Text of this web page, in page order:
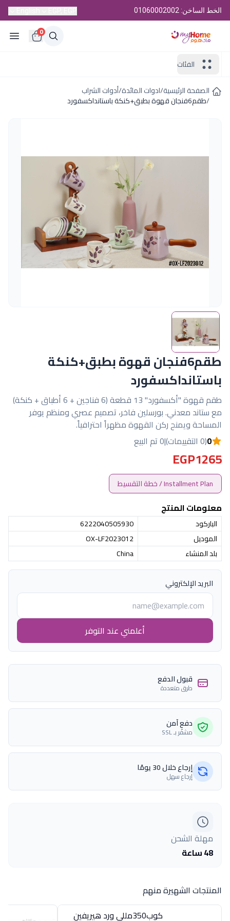
الخط الساخن: 01060002002
0
الفئات
الصفحة الرئيسية/ادوات المائدة/أدوات الشراب
/طقم6فنجان قهوة بطبق+كنكة باستانداكسفورد
طقم6فنجان قهوة بطبق+كنكة
باستانداكسفورد
طقم قهوة "أكسفورد" 13 قطعة (6 فناجين + 6 أطباق + كنكة)
مع ستاند معدني. بورسلين فاخر، تصميم عصري ومنظم يوفر
المساحة ويمنح ركن القهوة مظهراً احترافياً.
0(0 التقييمات) |0 تم البيع
EGP1265
Installment Plan / خطة التقسيط
معلومات المنتج
الباركود
6222040505930
الموديل
OX-LF2023012
بلد المنشاء
China
البريد الإلكتروني
أعلمني عند التوفر
قبول الدفع
طرق متعددة
دفع آمن
مشفّر بـ SSL
إرجاع خلال 30 يومًا
إرجاع سهل
مهلة الشحن
48 ساعة
المنتجات الشهيرة منهم
كوب350مللى ورد هيريفين